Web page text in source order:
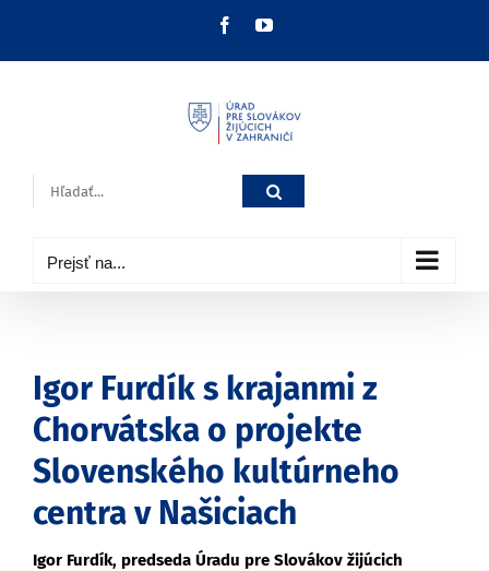
FacebookYouTube
Hľadať:
Prejsť na...
Igor Furdík s krajanmi z
Chorvátska o projekte
Slovenského kultúrneho
centra v Našiciach
Igor Furdík, predseda Úradu pre Slovákov žijúcich